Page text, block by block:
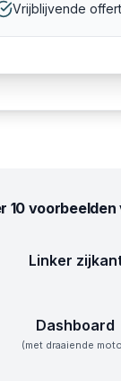
Vrijblijvende
10 voorbeelden
Linker
Dashboard
(met draaiende